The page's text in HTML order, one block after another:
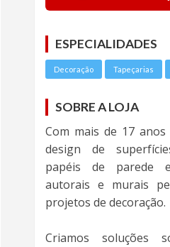
ESPECIALIDADES
Decoração Tapeçarias
SOBRE A LOJA
Com mais de 17
design de
papéis de parede
autorais e murais
projetos de decoração.
Criamos soluções